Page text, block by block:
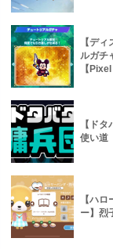
【デ
ルガチ
【Pixel
【ド
使い道
【ハ
ー】烈